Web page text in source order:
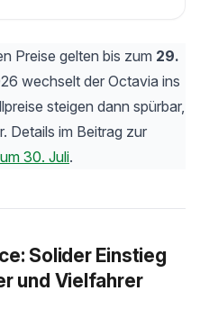
Preise gelten bis zum 29.
wechselt der Octavia ins
steigen dann spürbar,
Details im Beitrag zur
30. Juli.
Solider Einstieg
und Vielfahrer